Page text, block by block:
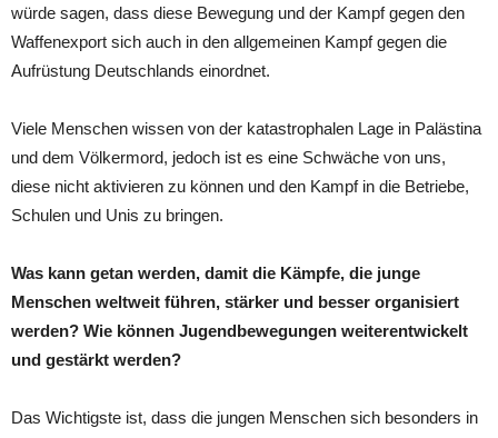
würde sagen, dass diese Bewegung und der Kampf gegen den
Waffenexport sich auch in den allgemeinen Kampf gegen die
Aufrüstung Deutschlands einordnet.
Viele Menschen wissen von der katastrophalen Lage in Palästina
und dem Völkermord, jedoch ist es eine Schwäche von uns,
diese nicht aktivieren zu können und den Kampf in die Betriebe,
Schulen und Unis zu bringen.
Was kann getan werden, damit die Kämpfe, die junge
Menschen weltweit führen, stärker und besser organisiert
werden? Wie können Jugendbewegungen weiterentwickelt
und gestärkt werden?
Das Wichtigste ist, dass die jungen Menschen sich besonders in